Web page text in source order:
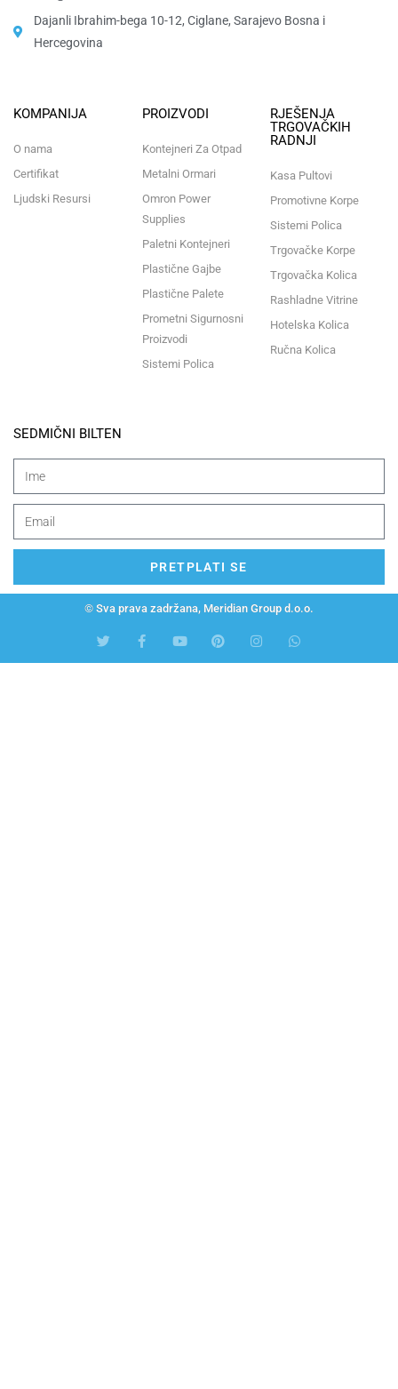
Dajanli Ibrahim-bega 10-12, Ciglane, Sarajevo Bosna i
Hercegovina​
KOMPANIJA
O nama
Certifikat
Ljudski Resursi
PROIZVODI
Kontejneri Za Otpad
Metalni Ormari
Omron Power
Supplies
Paletni Kontejneri
Plastične Gajbe
Plastične Palete
Prometni Sigurnosni
Proizvodi
Sistemi Polica
RJEŠENJA
TRGOVAČKIH
RADNJI
Kasa Pultovi
Promotivne Korpe
Sistemi Polica
Trgovačke Korpe
Trgovačka Kolica
Rashladne Vitrine
Hotelska Kolica
Ručna Kolica
SEDMIČNI BILTEN
PRETPLATI SE
© Sva prava zadržana, Meridian Group d.o.o.